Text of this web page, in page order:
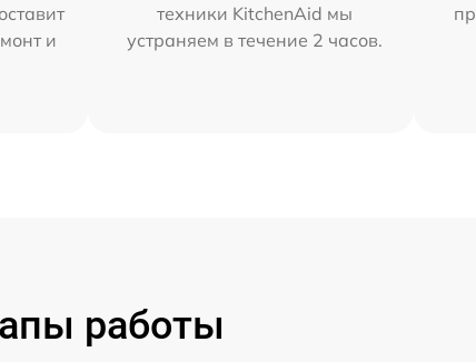
и
техники KitchenAid мы
устраняем в течение 2 часов.
работы